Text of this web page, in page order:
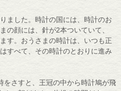
ました。時計の国には、時計のお
の顔には、針が2本ついていて、
。おうさまの時計は、いつも正
すべて、その時計のとおりに進み
さすと、王冠の中から時計鳩が飛